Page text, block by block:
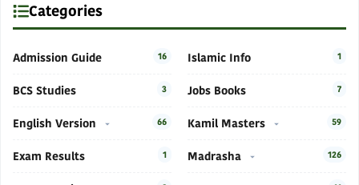
Categories
Admission Guide 16
BCS Studies 3
English Version 66
Exam Results 1
Islamic Info 1
Jobs Books 7
Kamil Masters 59
Madrasha 126